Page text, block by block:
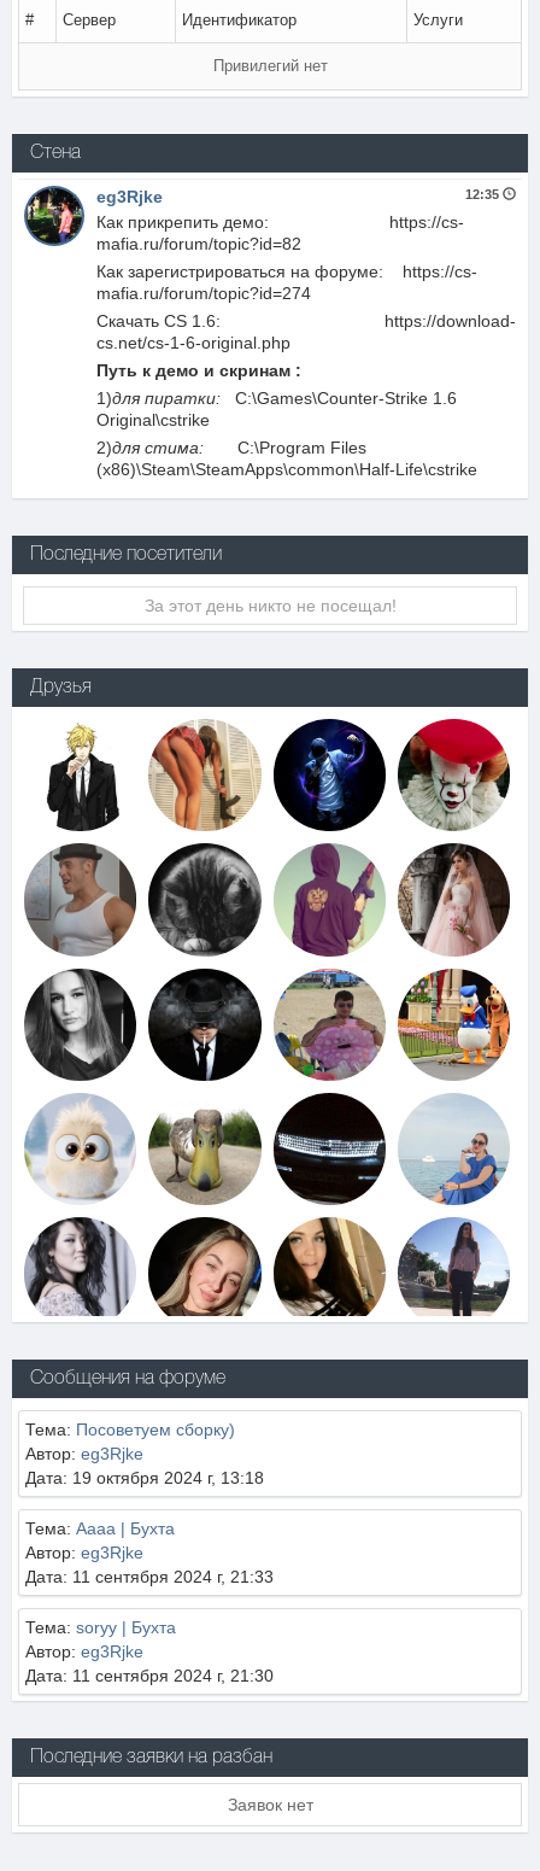
# Сервер Идентификатор Услуги
Привилегий нет
Стена
eg3Rjke 12:35
Как прикрепить демо: https://cs-
mafia.ru/forum/topic?id=82
Как зарегистрироваться на форуме: https://cs-
mafia.ru/forum/topic?id=274
Скачать CS 1.6: https://download-
cs.net/cs-1-6-original.php
Путь к демо и скринам :
1)для пиратки: C:\Games\Counter-Strike 1.6
Original\cstrike
2)для стима: C:\Program Files
(x86)\Steam\SteamApps\common\Half-Life\cstrike
Последние посетители
За этот день никто не посещал!
Друзья
Сообщения на форуме
Тема: Посоветуем сборку)
Автор: eg3Rjke
Дата: 19 октября 2024 г, 13:18
Тема: Aaaa | Бухта
Автор: eg3Rjke
Дата: 11 сентября 2024 г, 21:33
Тема: soryy | Бухта
Автор: eg3Rjke
Дата: 11 сентября 2024 г, 21:30
Последние заявки на разбан
Заявок нет